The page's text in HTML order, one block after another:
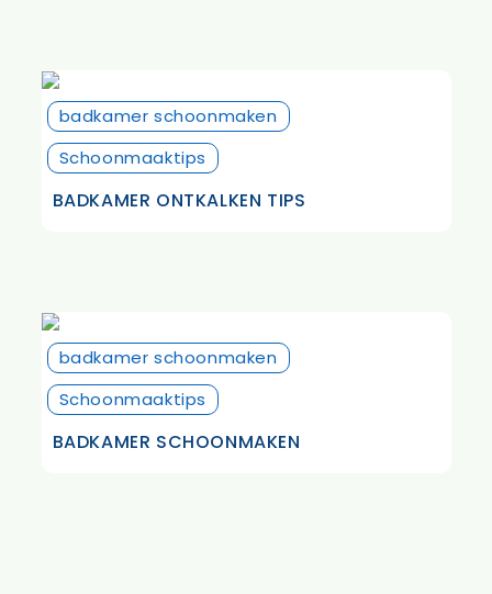
badkamer schoonmaken
Schoonmaaktips
BADKAMER ONTKALKEN TIPS
badkamer schoonmaken
Schoonmaaktips
BADKAMER SCHOONMAKEN